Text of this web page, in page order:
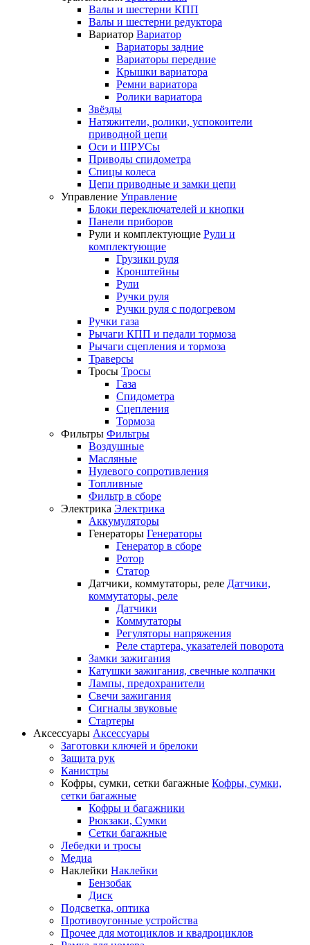
Валы и шестерни КПП
Валы и шестерни редуктора
Вариатор Вариатор
Вариаторы задние
Вариаторы передние
Крышки вариатора
Ремни вариатора
Ролики вариатора
Звёзды
Натяжители, ролики, успокоители
приводной цепи
Оси и ШРУСы
Приводы спидометра
Спицы колеса
Цепи приводные и замки цепи
Управление Управление
Блоки переключателей и кнопки
Панели приборов
Рули и комплектующие Рули и
комплектующие
Грузики руля
Кронштейны
Рули
Ручки руля
Ручки руля с подогревом
Ручки газа
Рычаги КПП и педали тормоза
Рычаги сцепления и тормоза
Траверсы
Тросы Тросы
Газа
Спидометра
Сцепления
Тормоза
Фильтры Фильтры
Воздушные
Масляные
Нулевого сопротивления
Топливные
Фильтр в сборе
Электрика Электрика
Аккумуляторы
Генераторы Генераторы
Генератор в сборе
Ротор
Статор
Датчики, коммутаторы, реле Датчики,
коммутаторы, реле
Датчики
Коммутаторы
Регуляторы напряжения
Реле стартера, указателей поворота
Замки зажигания
Катушки зажигания, свечные колпачки
Лампы, предохранители
Свечи зажигания
Сигналы звуковые
Стартеры
Аксессуары Аксессуары
Заготовки ключей и брелоки
Защита рук
Канистры
Кофры, сумки, сетки багажные Кофры, сумки,
сетки багажные
Кофры и багажники
Рюкзаки, Сумки
Сетки багажные
Лебедки и тросы
Медиа
Наклейки Наклейки
Бензобак
Диск
Подсветка, оптика
Противоугонные устройства
Прочее для мотоциклов и квадроциклов